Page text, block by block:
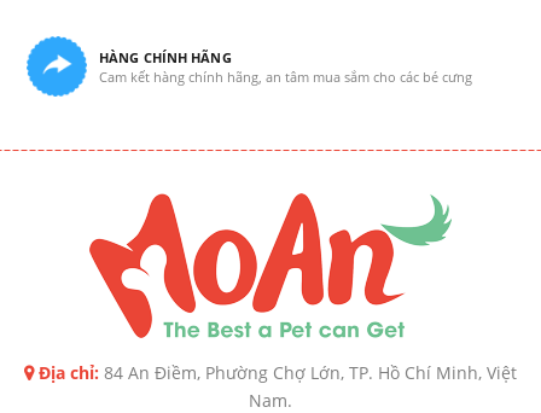
HÀNG CHÍNH HÃNG
Cam kết hàng chính hãng, an tâm mua sắm cho các bé cưng
Địa chỉ: 84 An Điềm, Phường Chợ Lớn, TP. Hồ Chí Minh, Việt
Nam.